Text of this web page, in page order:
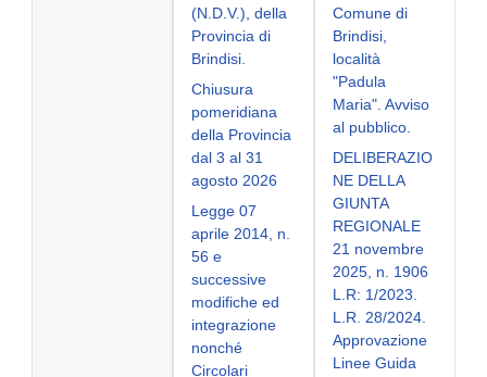
(N.D.V.), della
Provincia di
Brindisi.
Chiusura
pomeridiana
della Provincia
dal 3 al 31
agosto 2026
Legge 07
aprile 2014, n.
56 e
successive
modifiche ed
integrazione
nonché
Circolari
Comune di
Brindisi,
località
"Padula
Maria". Avviso
al pubblico.
DELIBERAZIO
NE DELLA
GIUNTA
REGIONALE
21 novembre
2025, n. 1906
L.R: 1/2023.
L.R. 28/2024.
Approvazione
Linee Guida